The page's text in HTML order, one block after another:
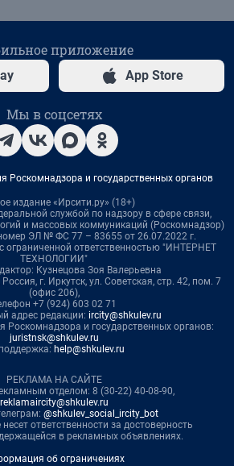
приложение
App Store
Мы в соцсетях
Роскомнадзора и государственных органов
издание «Ирсити.ру» (18+)
службой по надзору в сфере связи,
и массовых коммуникаций (Роскомнадзор)
ЭЛ № ФС 77 – 83655 от 26.07.2022 г.
ограниченной ответственностью "ИНТЕРНЕТ
ТЕХНОЛОГИИ"
Кузнецова Зоя Валерьевна
г. Иркутск, ул. Советская, стр. 42, пом. 7
(офис 206),
+7 (924) 603 02 71
адрес редакции: ircity@shkulev.ru
Роскомнадзора и государственных органов:
juristnsk@shkulev.ru
help@shkulev.ru
РЕКЛАМА НА САЙТЕ
отделом: 8 (30-22) 40-08-90,
reklamaircity@shkulev.ru
@shkulev_social_ircity_bot
ответственности за достоверность
в рекламных объявлениях.
об ограничениях